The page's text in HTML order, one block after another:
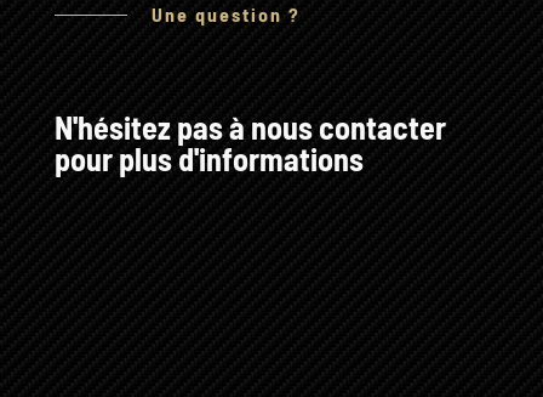
Une question ?
N'hésitez pas à nous contacter
pour plus d'informations